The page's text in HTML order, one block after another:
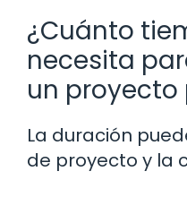
¿Cuánto
necesita
un
La duración
de proyecto y la